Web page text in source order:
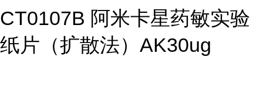
CT0107B 阿米卡星药敏实验
纸片（扩散法）AK30ug